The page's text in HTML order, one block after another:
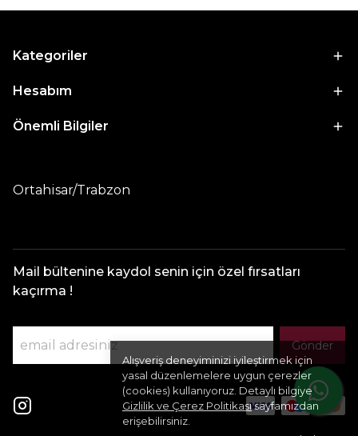
Alışveriş deneyiminizi iyileştirmek için
yasal düzenlemelere uygun çerezler
(cookies) kullanıyoruz. Detaylı bilgiye
Gizlilik ve Çerez Politikasısayfamızdan
erişebilirsiniz.
Kategoriler
Hesabım
Önemli Bilgiler
Ortahisar/Trabzon
Mail bültenine kaydol senin için özel fırsatları
kaçırma !
Gönder